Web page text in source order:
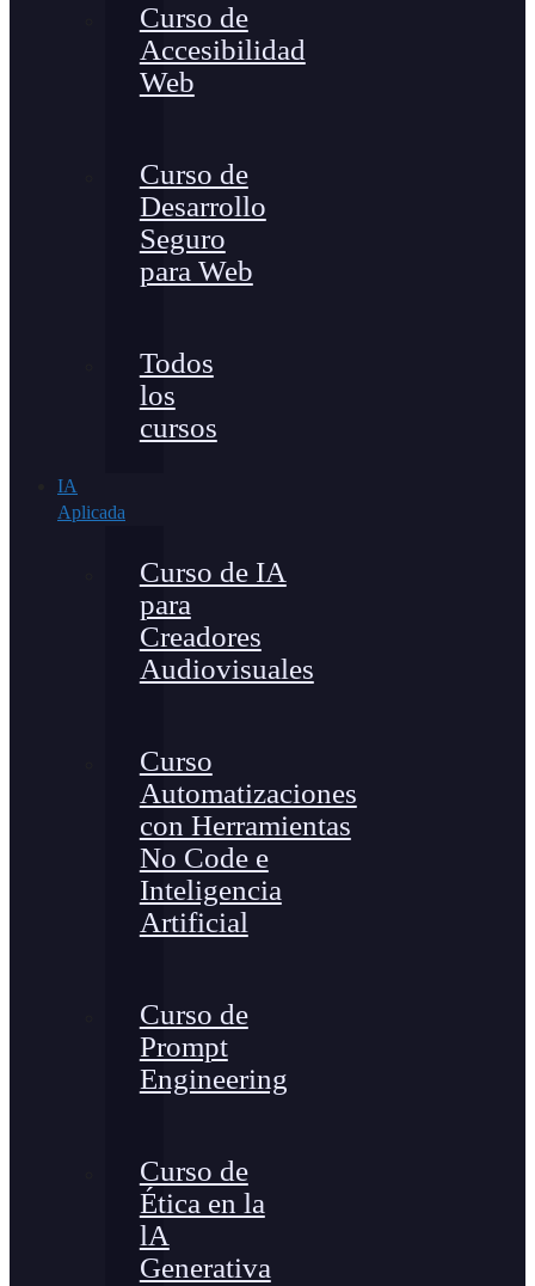
Curso de
Accesibilidad
Web
Curso de
Desarrollo
Seguro
para Web
Todos
los
cursos
IA
Aplicada
Curso de IA
para
Creadores
Audiovisuales
Curso
Automatizaciones
con Herramientas
No Code e
Inteligencia
Artificial
Curso de
Prompt
Engineering
Curso de
Ética en la
lA
Generativa